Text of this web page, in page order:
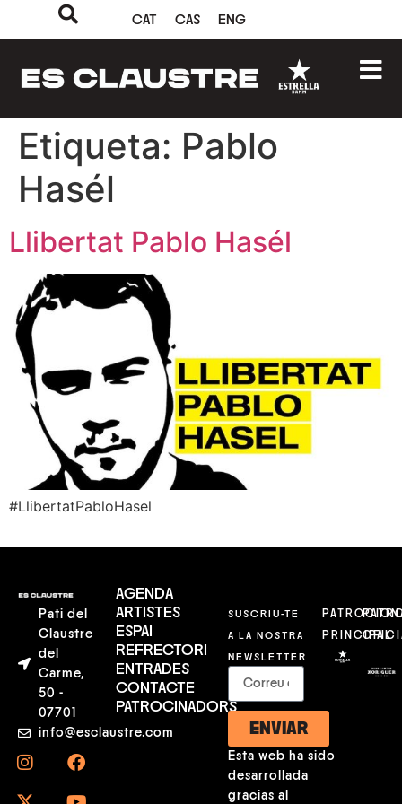
CAT CAS ENG
Etiqueta: Pablo
Hasél
Llibertat Pablo Hasél
#LlibertatPabloHasel
Pati del
Claustre
del
Carme,
50 -
07701
info@esclaustre.com
AGENDA
ARTISTES
ESPAI
REFRECTORI
ENTRADES
CONTACTE
PATROCINADORS
SUSCRIU-TE
A LA NOSTRA
NEWSLETTER
ENVIAR
Esta web ha sido
desarrollada
gracias al
PRINCIPAL